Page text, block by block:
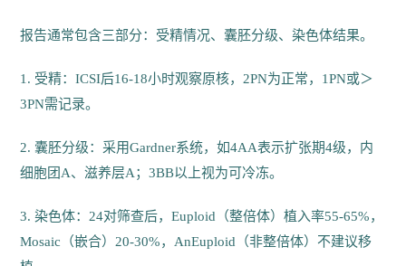
报告通常包含三部分：受精情况、囊胚分级、染色体结果。
1. 受精：ICSI后16-18小时观察原核，2PN为正常，1PN或＞
3PN需记录。
2. 囊胚分级：采用Gardner系统，如4AA表示扩张期4级，内
细胞团A、滋养层A；3BB以上视为可冷冻。
3. 染色体：24对筛查后，Euploid（整倍体）植入率55-65%，
Mosaic（嵌合）20-30%，AnEuploid（非整倍体）不建议移